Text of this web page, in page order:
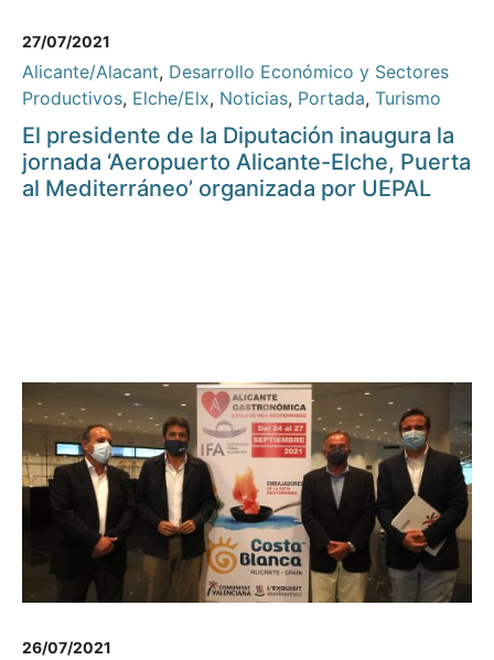
27/07/2021
Alicante/Alacant, Desarrollo Económico y Sectores
Productivos, Elche/Elx, Noticias, Portada, Turismo
El presidente de la Diputación inaugura la
jornada ‘Aeropuerto Alicante-Elche, Puerta
al Mediterráneo’ organizada por UEPAL
26/07/2021